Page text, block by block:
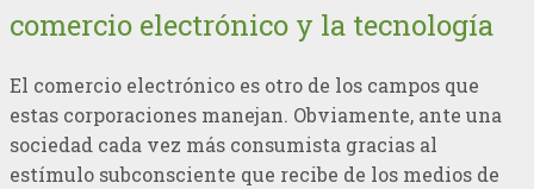
comercio electrónico y la tecnología
El comercio electrónico es otro de los campos que
estas corporaciones manejan. Obviamente, ante una
sociedad cada vez más consumista gracias al
estímulo subconsciente que recibe de los medios de